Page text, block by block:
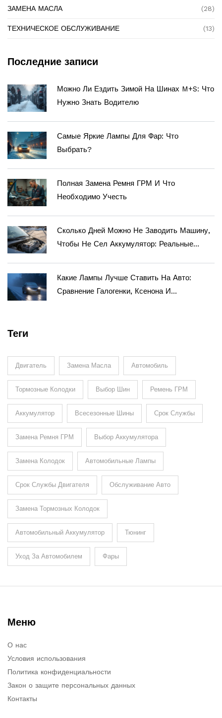
ЗАМЕНА МАСЛА (28)
ТЕХНИЧЕСКОЕ ОБСЛУЖИВАНИЕ (13)
Последние записи
Можно Ли Ездить Зимой На Шинах M+S: Что
Нужно Знать Водителю
Самые Яркие Лампы Для Фар: Что
Выбрать?
Полная Замена Ремня ГРМ И Что
Необходимо Учесть
Сколько Дней Можно Не Заводить Машину,
Чтобы Не Сел Аккумулятор: Реальные
Какие Лампы Лучше Ставить На Авто:
Сравнение Галогенки, Ксенона И
Теги
Двигатель Замена Масла Автомобиль
Тормозные Колодки Выбор Шин Ремень ГРМ
Аккумулятор Всесезонные Шины Срок Службы
Замена Ремня ГРМ Выбор Аккумулятора
Замена Колодок Автомобильные Лампы
Срок Службы Двигателя Обслуживание Авто
Замена Тормозных Колодок
Автомобильный Аккумулятор Тюнинг
Уход За Автомобилем Фары
Меню
О нас
Условия использования
Политика конфиденциальности
Закон о защите персональных данных
Контакты